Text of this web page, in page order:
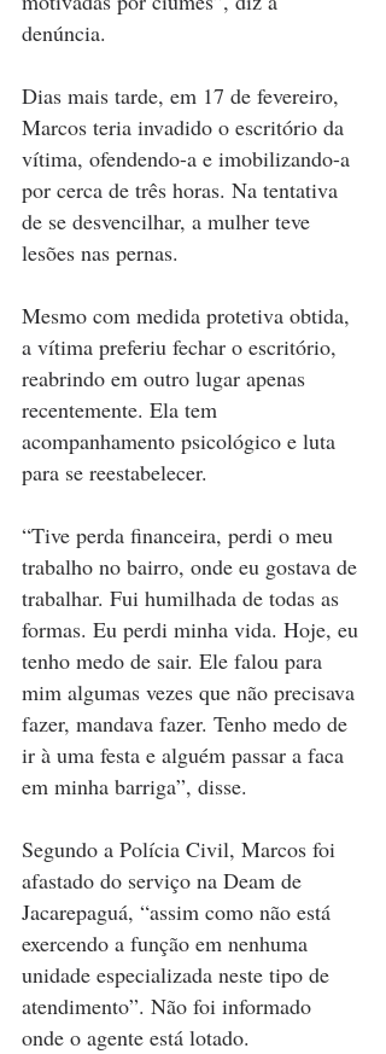
denúncia.
Dias mais tarde, em 17 de fevereiro,
Marcos teria invadido o escritório da
vítima, ofendendo-a e imobilizando-a
por cerca de três horas. Na tentativa
de se desvencilhar, a mulher teve
lesões nas pernas.
Mesmo com medida protetiva obtida,
a vítima preferiu fechar o escritório,
reabrindo em outro lugar apenas
recentemente. Ela tem
acompanhamento psicológico e luta
para se reestabelecer.
“Tive perda financeira, perdi o meu
trabalho no bairro, onde eu gostava de
trabalhar. Fui humilhada de todas as
formas. Eu perdi minha vida. Hoje, eu
tenho medo de sair. Ele falou para
mim algumas vezes que não precisava
fazer, mandava fazer. Tenho medo de
ir à uma festa e alguém passar a faca
em minha barriga”, disse.
Segundo a Polícia Civil, Marcos foi
afastado do serviço na Deam de
Jacarepaguá, “assim como não está
exercendo a função em nenhuma
unidade especializada neste tipo de
atendimento”. Não foi informado
onde o agente está lotado.